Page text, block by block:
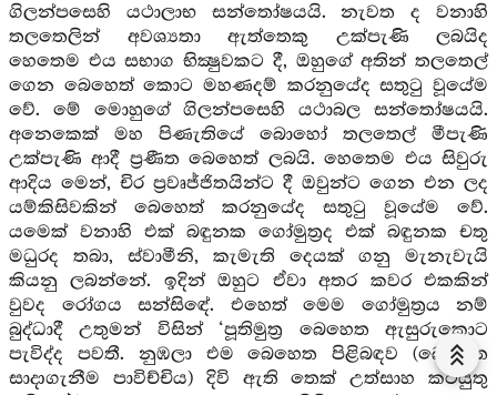
ගිලන්පසෙහි යථාලාභ සන්තෝෂයයි. නැවත ද වනාහි
තලතෙලින් අවශ්‍යතා ඇත්තෙකු උක්පැණි ලබයිද
හෙතෙම එය සභාග භික්‍ෂුවකට දී, ඔහුගේ අතින් තලතෙල්
ගෙන බෙහෙත් කොට මහණදම් කරනුයේද සතුටු වූයේම
වේ. මේ මොහුගේ ගිලන්පසෙහි යථාබල සන්තෝෂයයි.
අනෙකෙක් මහ පිණැතියේ බොහෝ තලතෙල් මීපැණි
උක්පැණි ආදී ප්‍රණීත බෙහෙත් ලබයි. හෙතෙම එය සිවුරු
ආදිය මෙන්, චිර ප්‍රවෘජ්ජිතයින්ට දී ඔවුන්ට ගෙන එන ලද
යම්කිසිවකින් බෙහෙත් කරනුයේද සතුටු වූයේම වේ.
යමෙක් වනාහි එක් බඳුනක ගෝමුත්‍රද එක් බඳුනක චතු
මධුරද තබා, ස්වාමීනි, කැමැති දෙයක් ගනු මැනැවැයි
කියනු ලබන්නේ. ඉදින් ඔහුට ඒවා අතර කවර එකකින්
වුවද රෝගය සන්සිඳේ. එහෙත් මෙම ගෝමුත්‍රය නම්
බුද්ධාදී උතුමන් විසින් ‘පූතිමුත්‍ර බෙහෙත ඇසුරුකොට
පැවිද්ද පවතී. නුඹලා එම බෙහෙත පිළිබඳව (බෙහෙත
සාදාගැනීම පාවිච්චිය) දිවි ඇති තෙක් උත්සාහ කටයුතු